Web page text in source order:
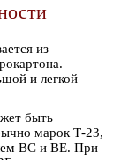
из
и легкой
быть
марок Т-23,
ВС и ВЕ. При